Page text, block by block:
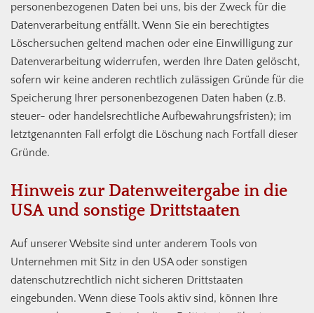
personenbezogenen Daten bei uns, bis der Zweck für die
Datenverarbeitung entfällt. Wenn Sie ein berechtigtes
Löschersuchen geltend machen oder eine Einwilligung zur
Datenverarbeitung widerrufen, werden Ihre Daten gelöscht,
sofern wir keine anderen rechtlich zulässigen Gründe für die
Speicherung Ihrer personenbezogenen Daten haben (z.B.
steuer- oder handelsrechtliche Aufbewahrungsfristen); im
letztgenannten Fall erfolgt die Löschung nach Fortfall dieser
Gründe.
Hinweis zur Datenweitergabe in die
USA und sonstige Drittstaaten
Auf unserer Website sind unter anderem Tools von
Unternehmen mit Sitz in den USA oder sonstigen
datenschutzrechtlich nicht sicheren Drittstaaten
eingebunden. Wenn diese Tools aktiv sind, können Ihre